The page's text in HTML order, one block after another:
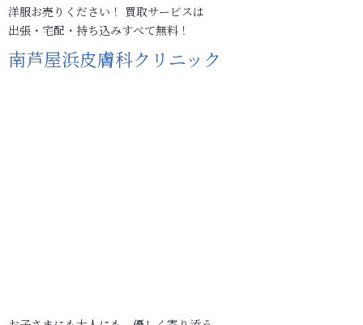
洋服お売りください！ 買取サービスは
出張・宅配・持ち込みすべて無料！
南芦屋浜皮膚科クリニック